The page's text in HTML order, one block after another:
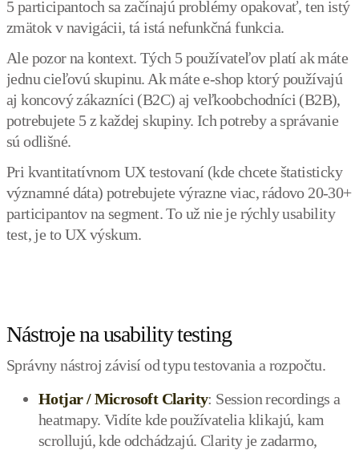
5 participantoch sa začínajú problémy opakovať, ten istý
zmätok v navigácii, tá istá nefunkčná funkcia.
Ale pozor na kontext. Tých 5 používateľov platí ak máte
jednu cieľovú skupinu. Ak máte e-shop ktorý používajú
aj koncový zákazníci (B2C) aj veľkoobchodníci (B2B),
potrebujete 5 z každej skupiny. Ich potreby a správanie
sú odlišné.
Pri kvantitatívnom UX testovaní (kde chcete štatisticky
významné dáta) potrebujete výrazne viac, rádovo 20-30+
participantov na segment. To už nie je rýchly usability
test, je to UX výskum.
Nástroje na usability testing
Správny nástroj závisí od typu testovania a rozpočtu.
Hotjar / Microsoft Clarity: Session recordings a
heatmapy. Vidíte kde používatelia klikajú, kam
scrollujú, kde odchádzajú. Clarity je zadarmo,